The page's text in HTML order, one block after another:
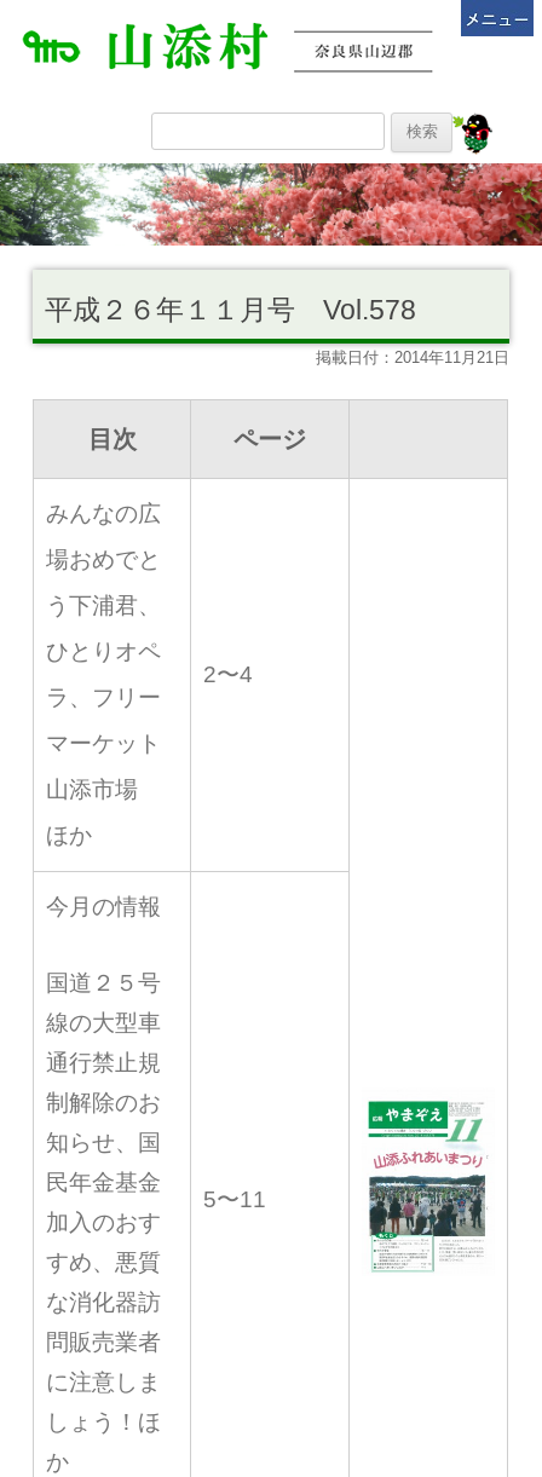
平成２６年１１月号 Vol.578
掲載日付：2014年11月21日
目次 ページ
みんなの広
場おめでと
う下浦君、
ひとりオペ
ラ、フリー
マーケット
山添市場
ほか
2〜4
今月の情報
国道２５号
線の大型車
通行禁止規
制解除のお
知らせ、国
民年金基金
加入のおす
すめ、悪質
な消化器訪
問販売業者
に注意しま
しょう！ほ
か
5〜11